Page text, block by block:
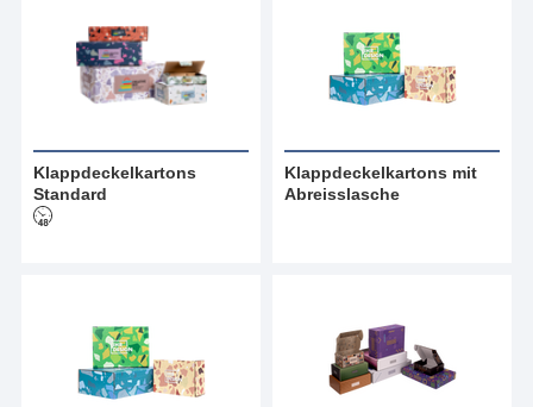
Klappdeckelkartons
Standard
Klappdeckelkartons mit
Abreisslasche